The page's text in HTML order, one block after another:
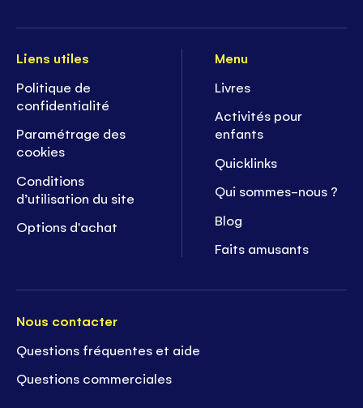
Liens utiles
Politique de
confidentialité
Paramétrage des
cookies
Conditions
d’utilisation du site
Options d'achat
Menu
Livres
Activités pour
enfants
Quicklinks
Qui sommes-nous ?
Blog
Faits amusants
Nous contacter
Questions fréquentes et aide
Questions commerciales